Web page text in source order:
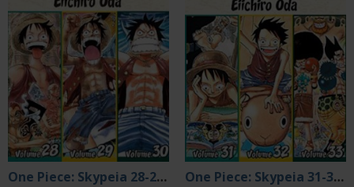
One Piece: Skypeia 28-29-30 One Piece: Skypeia 31-32-33